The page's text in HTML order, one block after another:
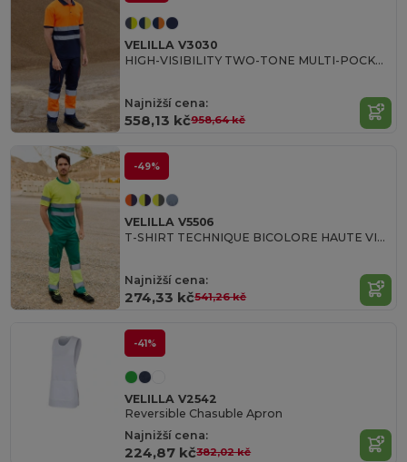
VELILLA V3030
HIGH-VISIBILITY TWO-TONE MULTI-POCKET PANTS
Najnižší cena:
558,13 kč958,64 kč
-49%
VELILLA V5506
T-SHIRT TECHNIQUE BICOLORE HAUTE VISIBILITÉ
Najnižší cena:
274,33 kč541,26 kč
-41%
VELILLA V2542
Reversible Chasuble Apron
Najnižší cena:
224,87 kč382,02 kč